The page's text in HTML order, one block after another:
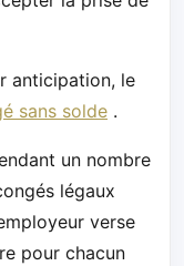
anticipation, le
sans solde .
un nombre
légaux
verse
pour chacun